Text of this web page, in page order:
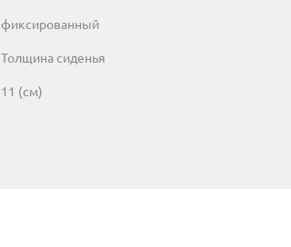
фиксированный
Толщина сиденья
11 (см)